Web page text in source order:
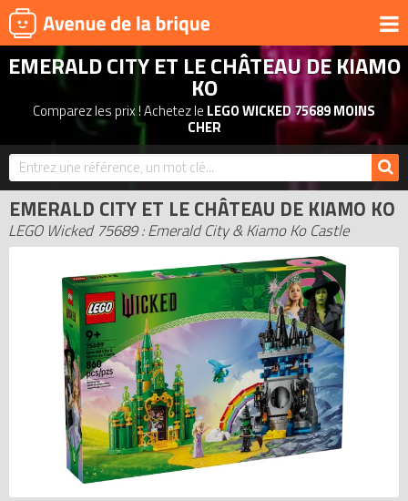
UNIVERS
PRODUITS DÉRIVÉS
NOUVEAUTÉS
LEGO 2026
BONS PLANS
ACTUALITÉS
ASSOCIATIONS DE FANS
EXPOSITIONS LEGO
LEGO LES PLUS CHERS
DERNIERS LEGO AJOUTÉS
EMERALD CITY ET LE CHÂTEAU DE KIAMO
KO
Comparez les prix ! Achetez le LEGO WICKED 75689 MOINS
CHER
EMERALD CITY ET LE CHÂTEAU DE KIAMO KO
LEGO Wicked 75689 : Emerald City & Kiamo Ko Castle